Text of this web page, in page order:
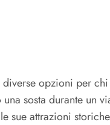
opzioni per
sosta durante un
sue attrazioni